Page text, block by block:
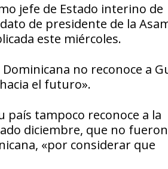
jefe de Estado interino de
de presidente de la
este miércoles.
no reconoce a
el futuro».
país tampoco reconoce a la
diciembre, que no fueron
«por considerar que